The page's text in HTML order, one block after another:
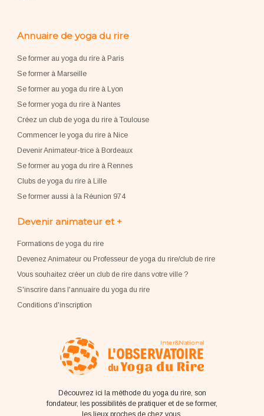
Annuaire de yoga du rire
Se former au yoga du rire à Paris
Se former à Marseille
Se former au yoga du rire à Lyon
Se former yoga du rire à Nantes
Créez un club de yoga du rire à Toulouse
Commencer le yoga du rire à Nice
Devenir Animateur-trice à Bordeaux
Se former au yoga du rire à Rennes
Clubs de yoga du rire à Lille
Se former aussi à la Réunion 974
Devenir animateur et +
Formations de yoga du rire
Devenez Animateur ou Professeur de yoga du rire/club de rire
Vous souhaitez créer un club de rire dans votre ville ?
S'inscrire dans l'annuaire du yoga du rire
Conditions d'inscription
Découvrez ici la méthode du yoga du rire, son
fondateur, les possibilités de pratiquer et de se former,
les lieux proches de chez vous.